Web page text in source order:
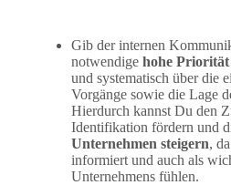
Gib der internen
notwendige hohe Priorität
und systematisch über die
Vorgänge sowie die Lage
Hierdurch kannst Du den
Identifikation fördern und
Unternehmen steigern,
informiert und auch als
Unternehmens fühlen.